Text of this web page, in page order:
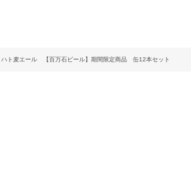
ハト麦エール 【百万石ビール】期間限定商品 缶12本セット